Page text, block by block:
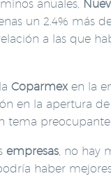
anuales,
un 2.4% más
a las que
Coparmexen la
en la apertura
tema
empresas, no hay
haber mejores